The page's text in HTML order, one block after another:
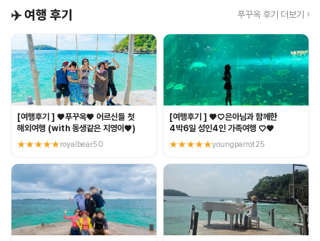
✈️ 여행 후기 푸꾸옥 후기 더보기 ›
[여행후기 ] ♥️푸꾸옥♥️ 어르신들 첫
해외여행 (with 동생같은 지영이♥️)
★★★★★royalbear50
[여행후기 ] ♥♡은아님과 함께한
4박6일 성인4인 가족여행 ♡♥
★★★★★youngparrot25